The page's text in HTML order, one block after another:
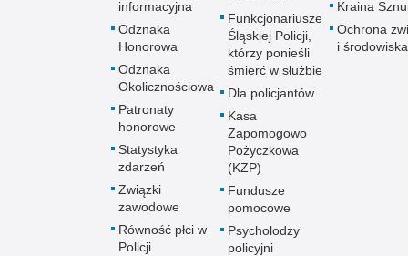
informacyjna
Odznaka
Honorowa
Odznaka
Okolicznościowa
Patronaty
honorowe
Statystyka
zdarzeń
Związki
zawodowe
Równość płci w
Policji
Funkcjonariusze
Śląskiej Policji,
którzy ponieśli
śmierć w służbie
Dla policjantów
Kasa
Zapomogowo
Pożyczkowa
(KZP)
Fundusze
pomocowe
Psycholodzy
policyjni
Kraina
Ochrona
i środowiska